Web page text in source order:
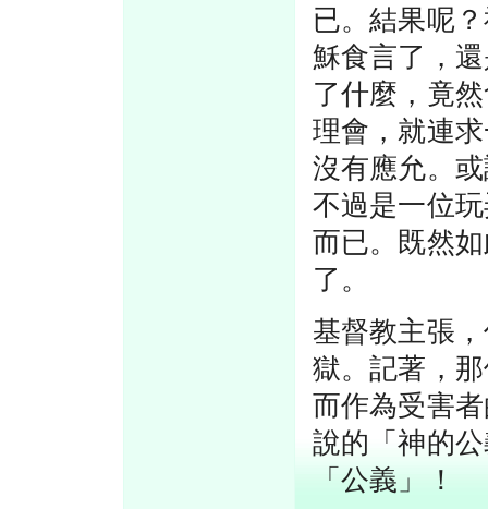
已。結果呢
穌食言了，
了什麼，竟
理會，就連
沒有應允。
不過是一位
而已。既然
了。
基督教主張
獄。記著，
而作為受害
說的「神的
「公義」！